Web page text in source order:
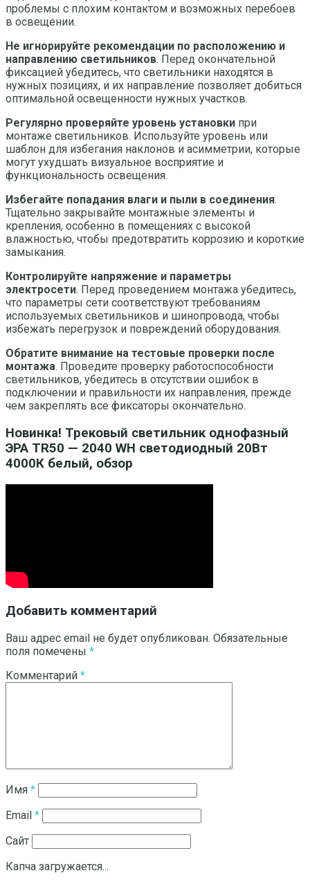
проблемы с плохим контактом и возможных перебоев
в освещении.
Не игнорируйте рекомендации по расположению и
направлению светильников. Перед окончательной
фиксацией убедитесь, что светильники находятся в
нужных позициях, и их направление позволяет добиться
оптимальной освещенности нужных участков.
Регулярно проверяйте уровень установки при
монтаже светильников. Используйте уровень или
шаблон для избегания наклонов и асимметрии, которые
могут ухудшать визуальное восприятие и
функциональность освещения.
Избегайте попадания влаги и пыли в соединения.
Тщательно закрывайте монтажные элементы и
крепления, особенно в помещениях с высокой
влажностью, чтобы предотвратить коррозию и короткие
замыкания.
Контролируйте напряжение и параметры
электросети. Перед проведением монтажа убедитесь,
что параметры сети соответствуют требованиям
используемых светильников и шинопровода, чтобы
избежать перегрузок и повреждений оборудования.
Обратите внимание на тестовые проверки после
монтажа. Проведите проверку работоспособности
светильников, убедитесь в отсутствии ошибок в
подключении и правильности их направления, прежде
чем закреплять все фиксаторы окончательно.
Новинка! Трековый светильник однофазный
ЭРА TR50 — 2040 WH светодиодный 20Вт
4000К белый, обзор
Добавить комментарий
Ваш адрес email не будет опубликован. Обязательные
поля помечены *
Комментарий *
Имя *
Email *
Сайт
Капча загружается...